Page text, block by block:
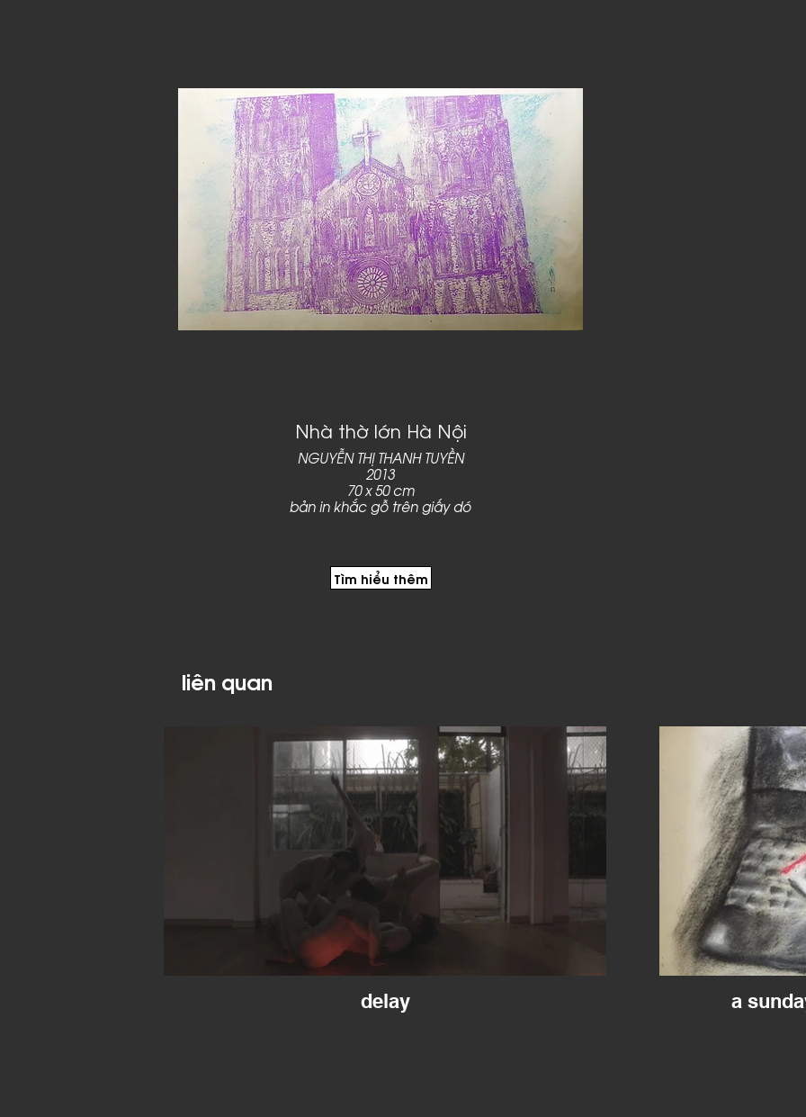
Nhà thờ lớn Hà Nội
NGUYỄN THỊ THANH TUYỀN
2013
70 x 50 cm
bản in khắc gỗ trên giấy dó
Tìm hiểu thêm
liên quan
delay a